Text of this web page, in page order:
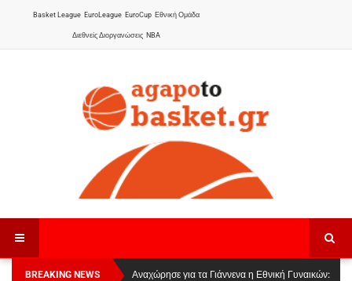
Basket League EuroLeague EuroCup Εθνική Ομάδα
Διεθνείς Διοργανώσεις NBA
BREAKING NEWS
Οι Πάνθηρες Καβάλας στην Women Basketball
Αναχώρησε για τα Γιάννενα η Εθνική Γυναικών: